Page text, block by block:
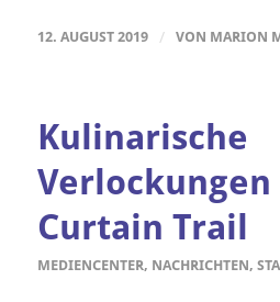
12. AUGUST 2019 / VON MARION
Kulinarische
Curtain Trail
MEDIENCENTER, NACHRICHTEN,